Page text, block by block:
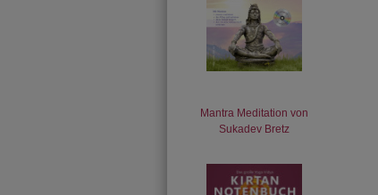
Mantra Meditation von
Sukadev Bretz